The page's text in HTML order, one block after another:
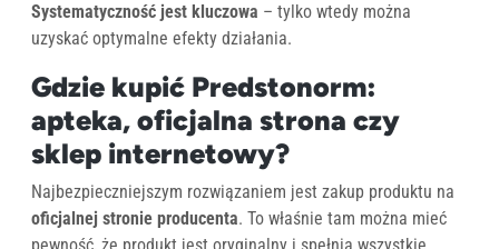
Systematyczność jest kluczowa – tylko wtedy można
uzyskać optymalne efekty działania.
Gdzie kupić Predstonorm:
apteka, oficjalna strona czy
sklep internetowy?
Najbezpieczniejszym rozwiązaniem jest zakup produktu na
oficjalnej stronie producenta. To właśnie tam można mieć
pewność, że produkt jest oryginalny i spełnia wszystkie